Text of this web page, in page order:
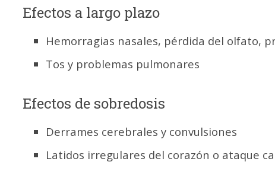
Efectos a largo plazo
Hemorragias nasales, pérdida del olfato,
Tos y problemas pulmonares
Efectos de sobredosis
Derrames cerebrales y convulsiones
Latidos irregulares del corazón o ataque